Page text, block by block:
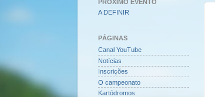
PRÓXIMO EVENTO
A DEFINIR
PÁGINAS
Canal YouTube
Notícias
Inscrições
O campeonato
Kartódromos